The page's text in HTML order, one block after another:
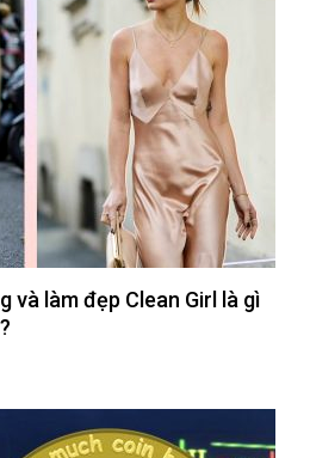
và làm đẹp Clean Girl là gì